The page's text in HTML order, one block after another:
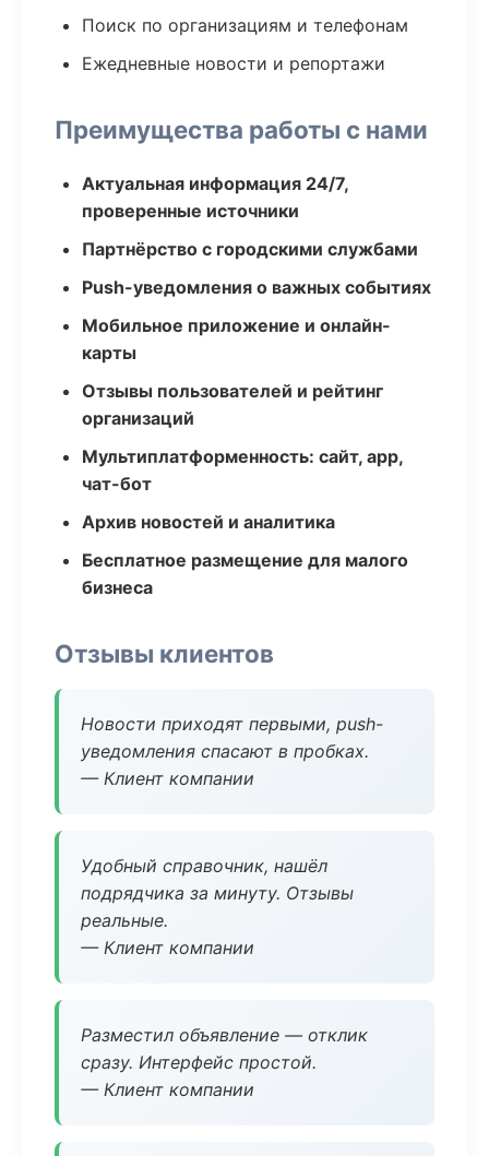
Поиск по организациям и телефонам
Ежедневные новости и репортажи
Преимущества работы с нами
Актуальная информация 24/7,
проверенные источники
Партнёрство с городскими службами
Push-уведомления о важных событиях
Мобильное приложение и онлайн-
карты
Отзывы пользователей и рейтинг
организаций
Мультиплатформенность: сайт, app,
чат-бот
Архив новостей и аналитика
Бесплатное размещение для малого
бизнеса
Отзывы клиентов
Новости приходят первыми, push-
уведомления спасают в пробках.
— Клиент компании
Удобный справочник, нашёл
подрядчика за минуту. Отзывы
реальные.
— Клиент компании
Разместил объявление — отклик
сразу. Интерфейс простой.
— Клиент компании